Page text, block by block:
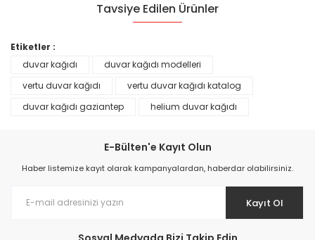
Tavsiye Edilen Ürünler
Prime ArtDECO Duvar Kağıdı Tutkalı 500 gr
Etiketler :
duvar kağıdı
duvar kağıdı modelleri
vertu duvar kağıdı
vertu duvar kağıdı katalog
duvar kağıdı gaziantep
helium duvar kağıdı
E-Bülten'e Kayıt Olun
Haber listemize kayıt olarak kampanyalardan, haberdar olabilirsiniz.
Kayıt Ol